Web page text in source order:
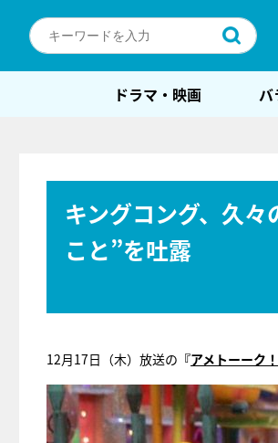
ドラマ・映画 バ
キングコング、久
こと”を吐露
12月17日（木）放送の 『アメトーーク！